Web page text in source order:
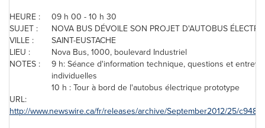
HEURE :
09 h 00 - 10 h 30
SUJET :
NOVA BUS DÉVOILE SON PROJET D'AUTOBUS
VILLE :
SAINT-EUSTACHE
LIEU :
Nova Bus, 1000, boulevard Industriel
NOTES :
9 h: Séance d'information technique, questions et
individuelles
10 h : Tour à bord de l'autobus électrique prototype
URL:
http://www.newswire.ca/fr/releases/archive/September2012/25/